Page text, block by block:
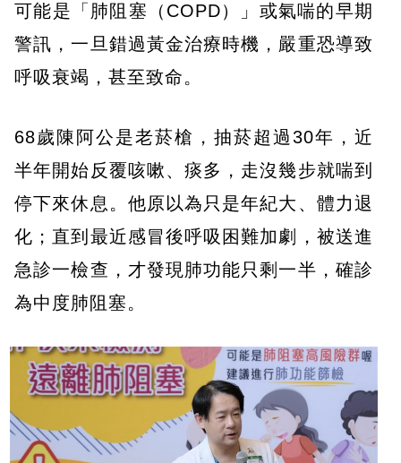
可能是「肺阻塞（COPD）」或氣喘的早期
警訊，一旦錯過黃金治療時機，嚴重恐導致
呼吸衰竭，甚至致命。
68歲陳阿公是老菸槍，抽菸超過30年，近
半年開始反覆咳嗽、痰多，走沒幾步就喘到
停下來休息。他原以為只是年紀大、體力退
化；直到最近感冒後呼吸困難加劇，被送進
急診一檢查，才發現肺功能只剩一半，確診
為中度肺阻塞。